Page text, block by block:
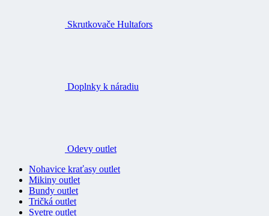
Skrutkovače Hultafors
Doplnky k náradiu
Odevy outlet
Nohavice kraťasy outlet
Mikiny outlet
Bundy outlet
Tričká outlet
Svetre outlet